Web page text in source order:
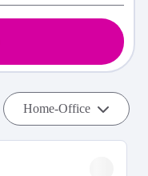
Home-Office